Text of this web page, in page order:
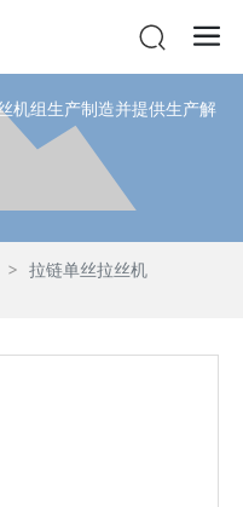
机组生产制造并提供生产解
拉链单丝拉丝机